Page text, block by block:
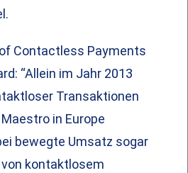
Contactless Payments
“Allein im Jahr 2013
Transaktionen
in Europe
bewegte Umsatz sogar
kontaktlosem